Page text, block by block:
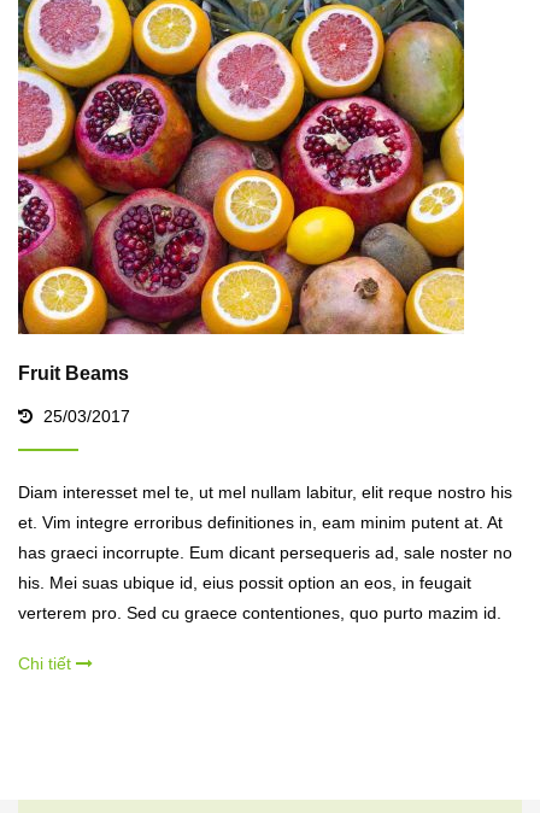
Fruit Beams
25/03/2017
Diam interesset mel te, ut mel nullam labitur, elit reque nostro his
et. Vim integre erroribus definitiones in, eam minim putent at. At
has graeci incorrupte. Eum dicant persequeris ad, sale noster no
his. Mei suas ubique id, eius possit option an eos, in feugait
verterem pro. Sed cu graece contentiones, quo purto mazim id.
Chi tiết